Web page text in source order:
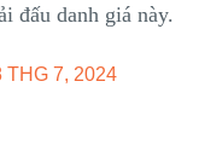
đấu danh giá này.
THG 7, 2024